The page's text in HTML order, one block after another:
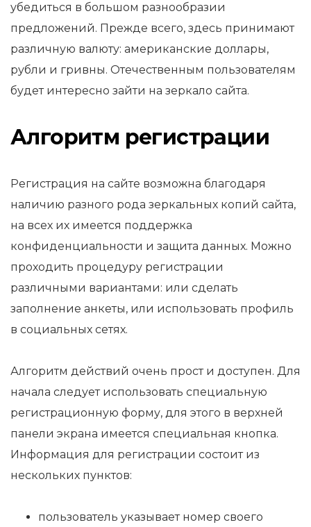
убедиться в большом разнообразии
предложений. Прежде всего, здесь принимают
различную валюту: американские доллары,
рубли и гривны. Отечественным пользователям
будет интересно зайти на зеркало сайта.
Алгоритм регистрации
Регистрация на сайте возможна благодаря
наличию разного рода зеркальных копий сайта,
на всех их имеется поддержка
конфиденциальности и защита данных. Можно
проходить процедуру регистрации
различными вариантами: или сделать
заполнение анкеты, или использовать профиль
в социальных сетях.
Алгоритм действий очень прост и доступен. Для
начала следует использовать специальную
регистрационную форму, для этого в верхней
панели экрана имеется специальная кнопка.
Информация для регистрации состоит из
нескольких пунктов:
пользователь указывает номер своего